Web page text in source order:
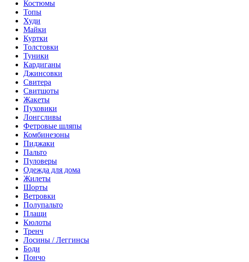
Костюмы
Топы
Худи
Майки
Куртки
Толстовки
Туники
Кардиганы
Джинсовки
Свитера
Свитшоты
Жакеты
Пуховики
Лонгсливы
Фетровые шляпы
Комбинезоны
Пиджаки
Пальто
Пуловеры
Одежда для дома
Жилеты
Шорты
Ветровки
Полупальто
Плащи
Кюлоты
Тренч
Лосины / Леггинсы
Боди
Пончо